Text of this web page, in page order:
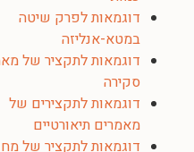
דוגמאות לפרק שיטה
במטא-אנליזה
דוגמאות לתקציר של
סקירה
דוגמאות לתקצירים של
מאמרים תיאורטיים
דוגמאות לתקציר של